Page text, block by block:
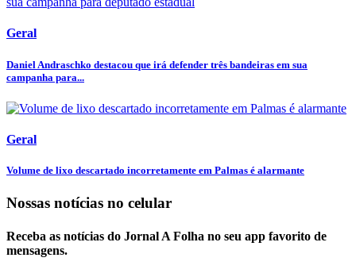
Geral
Daniel Andraschko destacou que irá defender três bandeiras em sua
campanha para...
Geral
Volume de lixo descartado incorretamente em Palmas é alarmante
Nossas notícias no celular
Receba as notícias do Jornal A Folha no seu app favorito de
mensagens.